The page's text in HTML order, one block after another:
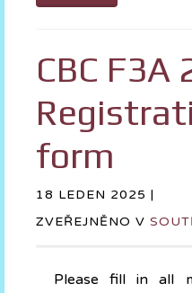
CBC F3A
form
18 LEDEN 2025 |
ZVEŘEJNĚNO V
Please fill in all